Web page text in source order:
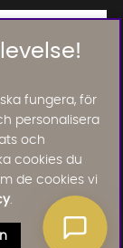
fungera, för
personalisera
och
cookies du
de cookies vi
.